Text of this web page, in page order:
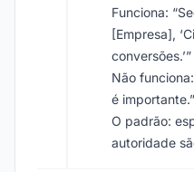
Funciona:
[Empresa],
conversões.’”
Não
é importante.”
O padrão:
autoridade